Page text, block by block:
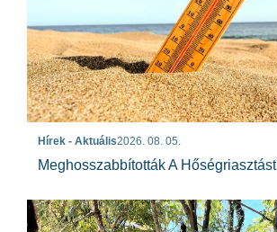
Hírek - Aktuális2026. 08. 05.
Meghosszabbították A Hőségriasztást